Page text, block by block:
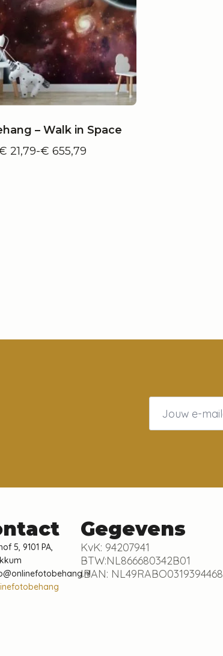
– Walk in Space
21,79-€ 655,79
Prijsklasse:
Email
5, 9101 PA,
Gegevens
KvK: 94207941
BTW:NL866680342B01
IBAN: NL49RABO0319394468